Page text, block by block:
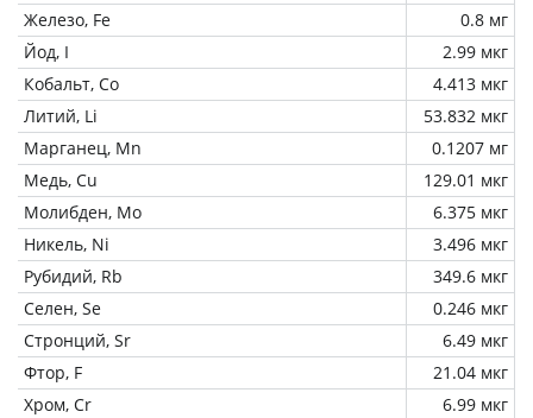
Железо, Fe
0.8 мг
Йод, I
2.99 мкг
Кобальт, Co
4.413 мкг
Литий, Li
53.832 мкг
Марганец, Mn
0.1207 мг
Медь, Cu
129.01 мкг
Молибден, Mo
6.375 мкг
Никель, Ni
3.496 мкг
Рубидий, Rb
349.6 мкг
Селен, Se
0.246 мкг
Стронций, Sr
6.49 мкг
Фтор, F
21.04 мкг
Хром, Cr
6.99 мкг